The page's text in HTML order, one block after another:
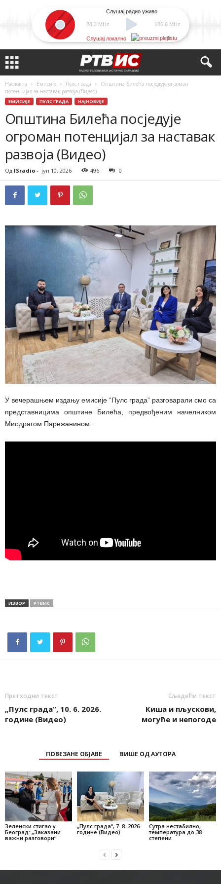
88,3 MHz
Слушај радио уживо
105,6 MHz
Слушај локално
Насловна Емисије Пулс града
Општина Билећа посједује огроман
потенцијал за наставак развоја (Видео)
ЕМИСИЈЕ ПУЛС ГРАДА НАЈНОВИЈЕ
Општина Билећа посједује
огроман потенцијал за наставак
развоја (Видео)
Од ISradio - јун 10, 2026 496 0
У вечерашњем издању емисије “Пулс града” разговарали смо са
представницима општине Билећа, предвођеним начелником
Миодрагом Парежанином.
ИЗВОР РТВИС
Претходни текст
„Пулс града“, 10. 6. 2026.
године (Видео)
Сљедећи текст
Киша и пљускови,
могуће и непогоде
ПОВЕЗАНЕ ОБЈАВЕ ВИШЕ ОД АУТОРА
Зеленски стигао у
Београд: „Заказани
важни разговори“
„Пулс града“, 7. 8. 2026.
године (Видео)
Сутра нестабилно,
температура до 38
степени